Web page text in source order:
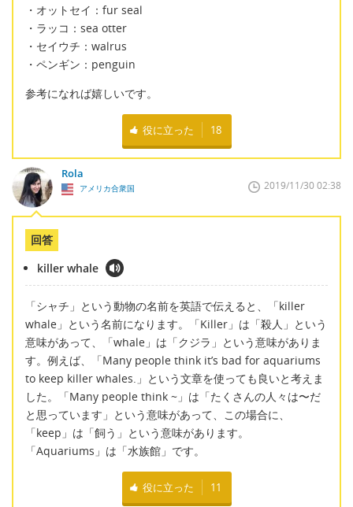
・オットセイ：fur seal
・ラッコ：sea otter
・セイウチ：walrus
・ペンギン：penguin
参考になれば嬉しいです。
役に立った 18
Rola
アメリカ合衆国 2019/11/30 02:38
回答
killer whale
「シャチ」という動物の名前を英語で伝えると、「killer
whale」という名前になります。「Killer」は「殺人」という
意味があって、「whale」は「クジラ」という意味がありま
す。例えば、「Many people think it’s bad for aquariums
to keep killer whales.」という文章を使っても良いと考えま
した。「Many people think ~」は「たくさんの人々は〜だ
と思っています」という意味があって、この場合に、
「keep」は「飼う」という意味があります。
「Aquariums」は「水族館」です。
役に立った 11